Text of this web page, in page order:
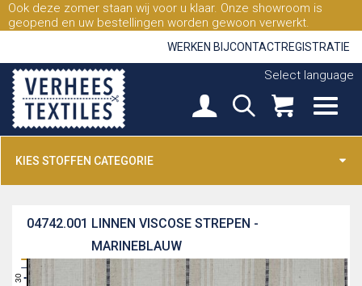
Ook deze zomer staan wij voor u klaar. Onze showroom is
geopend en uw bestellingen worden gewoon verwerkt.
WERKEN BIJCONTACTREGISTRATIE
Select language
KIES STOFFEN CATEGORIE
LINNEN VISCOSE STREPEN -
MARINEBLAUW
04742.001
30
31